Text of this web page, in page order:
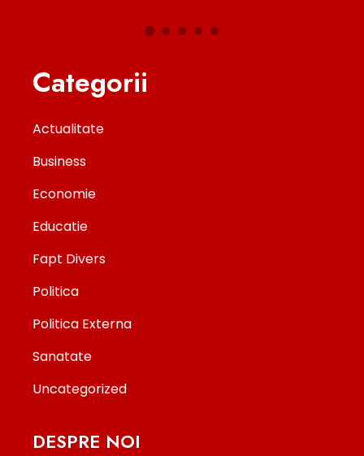
Categorii
Actualitate
Business
Economie
Educatie
Fapt Divers
Politica
Politica Externa
Sanatate
Uncategorized
DESPRE NOI